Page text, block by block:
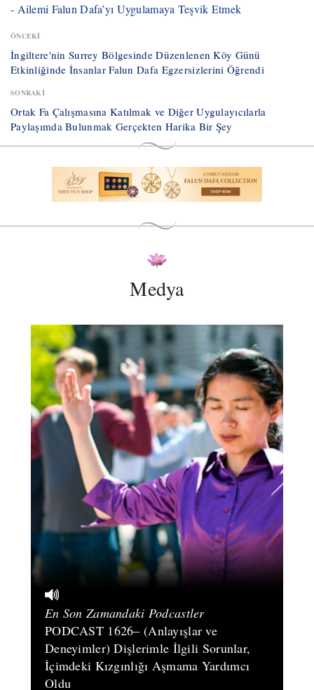
- ​Ailemi Falun Dafa’yı Uygulamaya Teşvik Etmek
ÖNCEKI
İngiltere'nin Surrey Bölgesinde Düzenlenen Köy Günü
Etkinliğinde İnsanlar Falun Dafa Egzersizlerini Öğrendi
SONRAKI
​Ortak Fa Çalışmasına Katılmak ve Diğer Uygulayıcılarla
Paylaşımda Bulunmak Gerçekten Harika Bir Şey
Medya
En Son Zamandaki Podcastler
PODCAST 1626– (Anlayışlar ve
Deneyimler) Dişlerimle İlgili Sorunlar,
İçimdeki Kızgınlığı Aşmama Yardımcı
Oldu